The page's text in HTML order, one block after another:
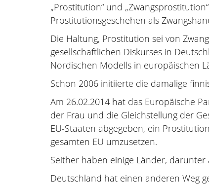
„Prostitution“ und
Prostitutionsgeschehen als
Die Haltung, Prostitution sei von
gesellschaftlichen Diskurses in
Nordischen Modells in europäischen
Schon 2006 initiierte die damalige
Am 26.02.2014 hat das Europäische
der Frau und die Gleichstellung der
EU-Staaten abgegeben, ein
gesamten EU umzusetzen.
Seither haben einige Länder,
Deutschland hat einen anderen Weg